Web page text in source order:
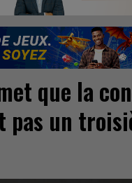
que la
pas un